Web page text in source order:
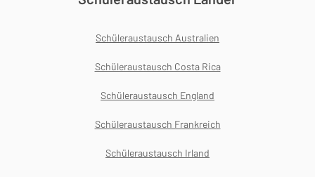
Schüleraustausch Australien
Schüleraustausch Costa Rica
Schüleraustausch England
Schüleraustausch Frankreich
Schüleraustausch Irland